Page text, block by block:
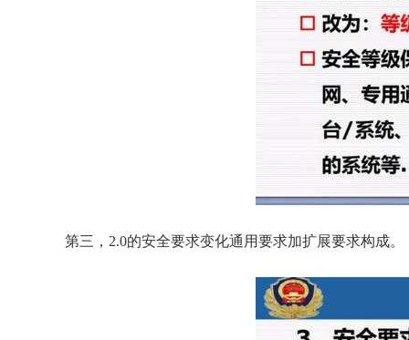
    第三，2.0的安全要求变化通用要求加扩展要求构成。